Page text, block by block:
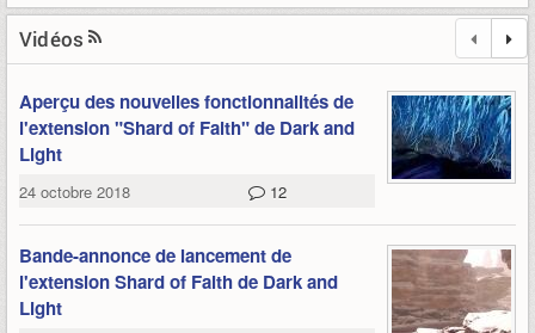
Vidéos
Aperçu des nouvelles fonctionnalités de
l'extension "Shard of Faith" de Dark and
Light
24 octobre 2018 12
Bande-annonce de lancement de
l'extension Shard of Faith de Dark and
Light